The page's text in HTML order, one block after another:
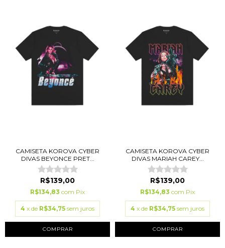
CAMISETA KOROVA CYBER
DIVAS BEYONCE PRET...
R$139,00
R$134,83 com Pix
4 x de R$34,75 sem juros
COMPRAR
CAMISETA KOROVA CYBER
DIVAS MARIAH CAREY...
R$139,00
R$134,83 com Pix
4 x de R$34,75 sem juros
COMPRAR